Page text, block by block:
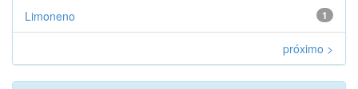
1
Limoneno
próximo >